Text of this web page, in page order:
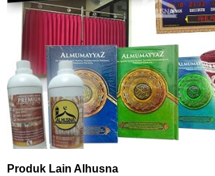
Produk Lain Alhusna